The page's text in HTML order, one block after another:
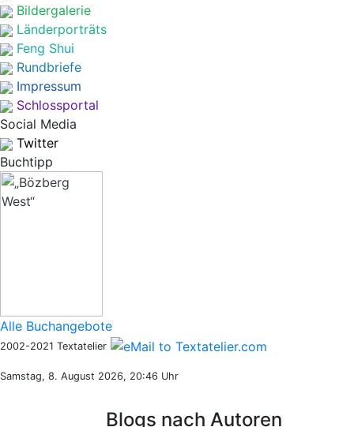
Bildergalerie
Länderporträts
Feng Shui
Rundbriefe
Impressum
Schlossportal
Social Media
Twitter
Buchtipp
Alle Buchangebote
2002-2021 Textatelier
Samstag, 8. August 2026, 20:46 Uhr
Blogs nach Autoren